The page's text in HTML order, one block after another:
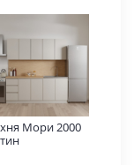
Мори 2000